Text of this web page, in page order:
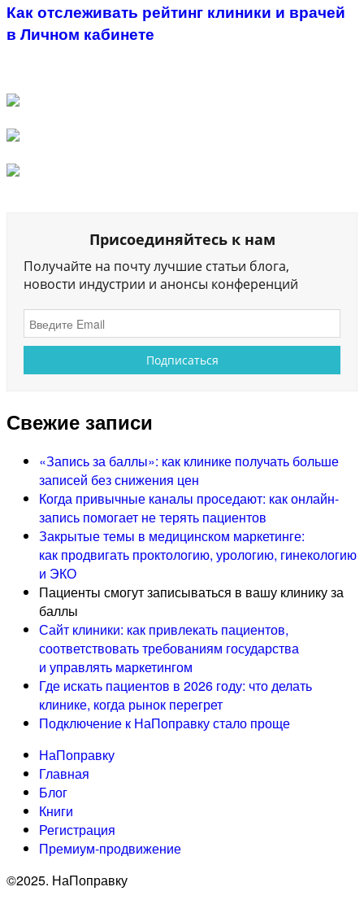
Как отслеживать рейтинг клиники и врачей
в Личном кабинете
Присоединяйтесь к нам
Получайте на почту лучшие статьи блога,
новости индустрии и анонсы конференций
Свежие записи
«Запись за баллы»: как клинике получать больше
записей без снижения цен
Когда привычные каналы проседают: как онлайн-
запись помогает не терять пациентов
Закрытые темы в медицинском маркетинге:
как продвигать проктологию, урологию, гинекологию
и ЭКО
Пациенты смогут записываться в вашу клинику за
баллы
Сайт клиники: как привлекать пациентов,
соответствовать требованиям государства
и управлять маркетингом
Где искать пациентов в 2026 году: что делать
клинике, когда рынок перегрет
Подключение к НаПоправку стало проще
НаПоправку
Главная
Блог
Книги
Регистрация
Премиум-продвижение
©2025. НаПоправку